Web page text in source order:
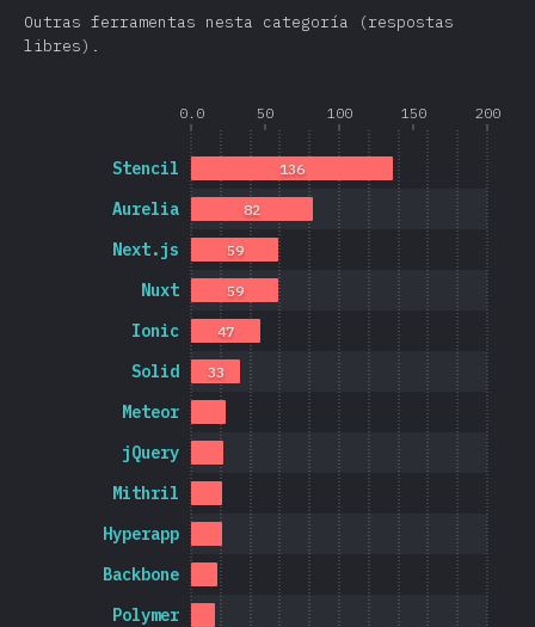
Outras ferramentas nesta categoría (respostas
libres).
0.0 50 100 150 200
Polymer
Backbone
Hyperapp
Mithril
jQuery
Meteor
Solid
Ionic
Nuxt
Next.js
Aurelia
Stencil
33
47
59
59
82
136